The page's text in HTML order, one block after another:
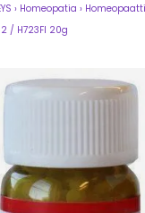
› Homeopatia ›
/ H723FI 20g